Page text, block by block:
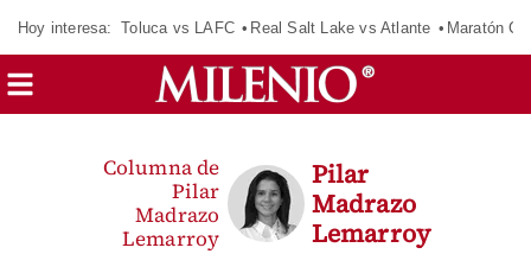
Hoy interesa: Toluca vs LAFC Real Salt Lake vs Atlante Maratón
Columna de
Pilar
Madrazo
Lemarroy
Pilar
Madrazo
Lemarroy